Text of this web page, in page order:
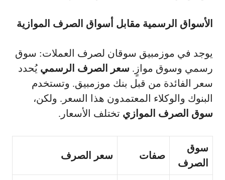
الأسواق الرسمية مقابل أسواق الصرف الموازية
يوجد في موزمبيق سوقان لصرف العملات: سوق
رسمي وسوق موازٍ. سعر الصرف الرسمي يُحدد
سعر الفائدة من قبل بنك موزمبيق. وتستخدم
البنوك والوكلاء المعتمدون هذا السعر. ولكن،
سوق الصرف الموازي تختلف الأسعار.
سوق
الصرف
صفات سعر الصرف